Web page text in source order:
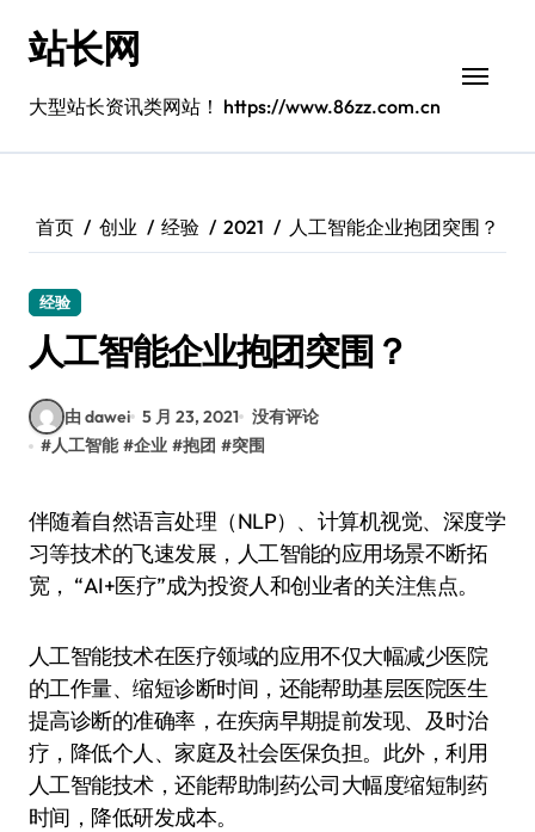
站长网
大型站长资讯类网站！ https://www.86zz.com.cn
首页 创业 经验 2021 人工智能企业抱团突围？
经验
人工智能企业抱团突围？
由 dawei 5 月 23, 2021 没有评论
#人工智能 #企业 #抱团 #突围
伴随着自然语言处理（NLP）、计算机视觉、深度学
习等技术的飞速发展，人工智能的应用场景不断拓
宽， “AI+医疗”成为投资人和创业者的关注焦点。
人工智能技术在医疗领域的应用不仅大幅减少医院
的工作量、缩短诊断时间，还能帮助基层医院医生
提高诊断的准确率，在疾病早期提前发现、及时治
疗，降低个人、家庭及社会医保负担。此外，利用
人工智能技术，还能帮助制药公司大幅度缩短制药
时间，降低研发成本。